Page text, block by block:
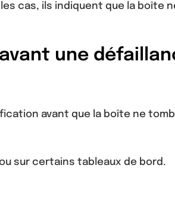
cas, ils indiquent que la boîte
une
avant que la boîte ne
sur certains tableaux de bord.